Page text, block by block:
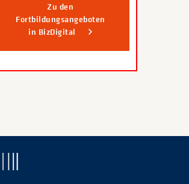
Zu den
Fortbildungsangeboten
in BizDigital